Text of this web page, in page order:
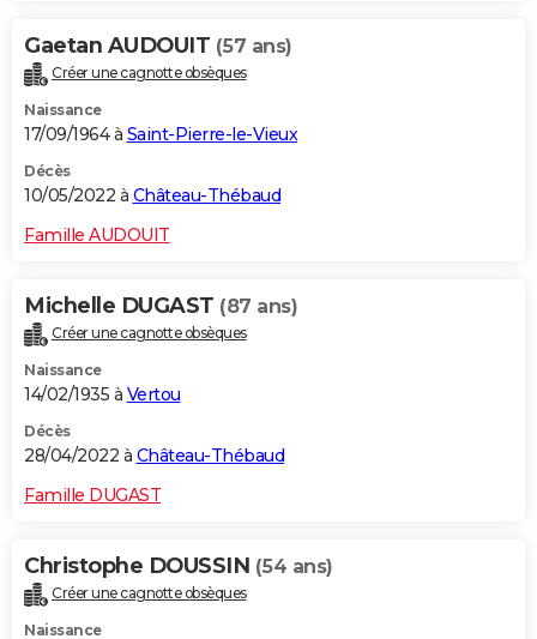
Gaetan AUDOUIT (57 ans)
Créer une cagnotte obsèques
Naissance
17/09/1964 à Saint-Pierre-le-Vieux
Décès
10/05/2022 à Château-Thébaud
Famille AUDOUIT
Michelle DUGAST (87 ans)
Créer une cagnotte obsèques
Naissance
14/02/1935 à Vertou
Décès
28/04/2022 à Château-Thébaud
Famille DUGAST
Christophe DOUSSIN (54 ans)
Créer une cagnotte obsèques
Naissance